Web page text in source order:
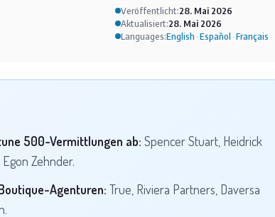
Veröffentlicht:28. Mai 2026
Aktualisiert:28. Mai 2026
Languages:English · Español · Français
500-Vermittlungen ab: Spencer Stuart, Heidrick
Zehnder.
Agenturen: True, Riviera Partners, Daversa